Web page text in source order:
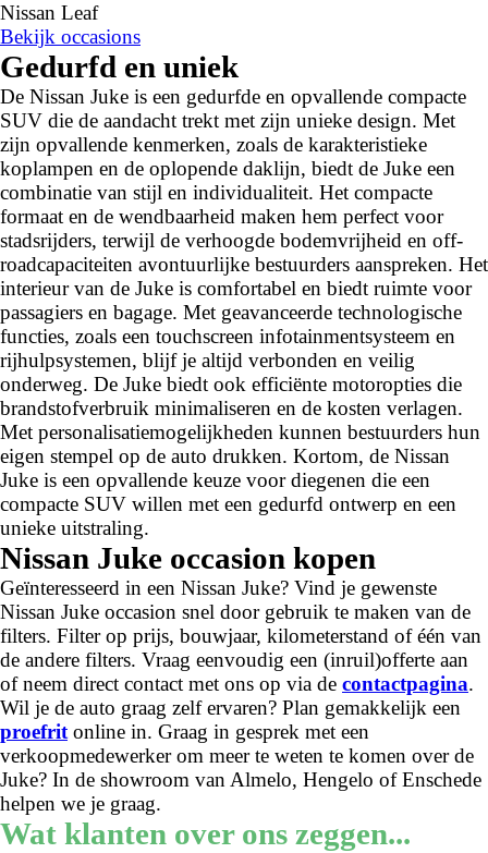
Nissan Leaf
Bekijk occasions
Gedurfd en uniek
De Nissan Juke is een gedurfde en opvallende compacte
SUV die de aandacht trekt met zijn unieke design. Met
zijn opvallende kenmerken, zoals de karakteristieke
koplampen en de oplopende daklijn, biedt de Juke een
combinatie van stijl en individualiteit. Het compacte
formaat en de wendbaarheid maken hem perfect voor
stadsrijders, terwijl de verhoogde bodemvrijheid en off-
roadcapaciteiten avontuurlijke bestuurders aanspreken. Het
interieur van de Juke is comfortabel en biedt ruimte voor
passagiers en bagage. Met geavanceerde technologische
functies, zoals een touchscreen infotainmentsysteem en
rijhulpsystemen, blijf je altijd verbonden en veilig
onderweg. De Juke biedt ook efficiënte motoropties die
brandstofverbruik minimaliseren en de kosten verlagen.
Met personalisatiemogelijkheden kunnen bestuurders hun
eigen stempel op de auto drukken. Kortom, de Nissan
Juke is een opvallende keuze voor diegenen die een
compacte SUV willen met een gedurfd ontwerp en een
unieke uitstraling.
Nissan Juke occasion kopen
Geïnteresseerd in een Nissan Juke? Vind je gewenste
Nissan Juke occasion snel door gebruik te maken van de
filters. Filter op prijs, bouwjaar, kilometerstand of één van
de andere filters. Vraag eenvoudig een (inruil)offerte aan
of neem direct contact met ons op via de contactpagina.
Wil je de auto graag zelf ervaren? Plan gemakkelijk een
proefritonline in. Graag in gesprek met een
verkoopmedewerker om meer te weten te komen over de
Juke? In de showroom van Almelo, Hengelo of Enschede
helpen we je graag.
Wat klanten over ons zeggen...